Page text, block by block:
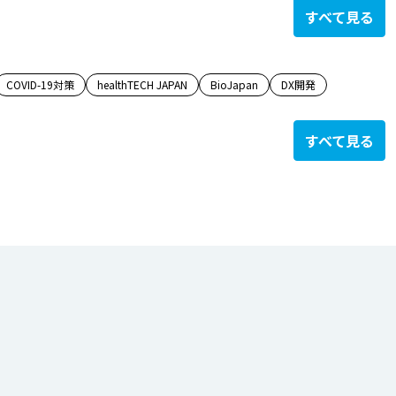
すべて見る
COVID-19対策 healthTECH JAPAN BioJapan
DX開発
すべて見る